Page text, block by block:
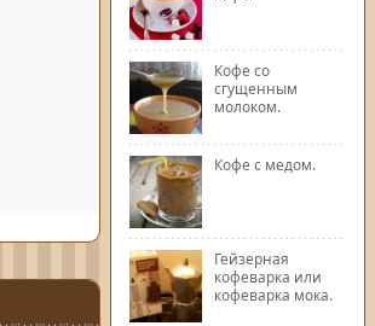
Кофе со
сгущенным
молоком.
Кофе с медом.
Гейзерная
кофеварка или
кофеварка мока.